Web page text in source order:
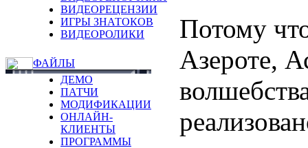
ВИДЕОРЕЦЕНЗИИ
ИГРЫ ЗНАТОКОВ
ВИДЕОРОЛИКИ
ФАЙЛЫ
ДЕМО
ПАТЧИ
МОДИФИКАЦИИ
ОНЛАЙН-
КЛИЕНТЫ
ПРОГРАММЫ
Потому
Азероте,